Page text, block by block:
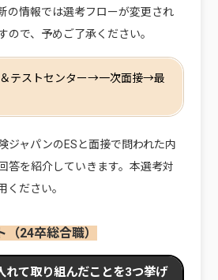
の情報では選考フローが変更され
ので、予めご了承ください。
テストセンター→一次面接→最
ジャパンのESと面接で問われた内
答を紹介していきます。本選考対
ください。
24卒総合職）
れて取り組んだことを3つ挙げ